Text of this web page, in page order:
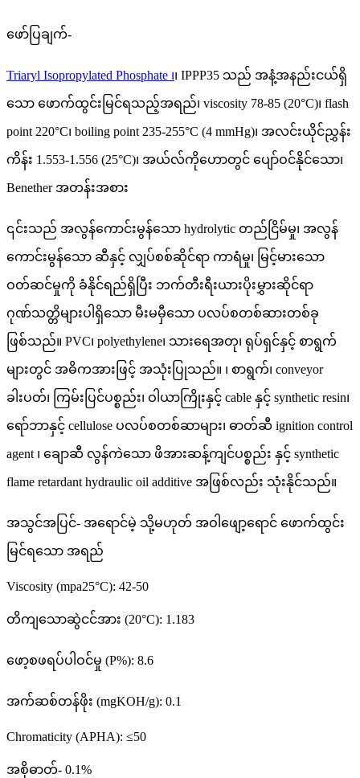
ဖော်ပြချက်-
Triaryl Isopropylated Phosphate ၊၊ IPPP35 သည် အနံ့အနည်းငယ်ရှိ
သော ဖောက်ထွင်းမြင်ရသည့်အရည်၊ viscosity 78-85 (20°C)၊ flash
point 220°C၊ boiling point 235-255°C (4 mmHg)၊ အလင်းယိုင်ညွှန်း
ကိန်း 1.553-1.556 (25°C)၊ အယ်လ်ကိုဟောတွင် ပျော်ဝင်နိုင်သော၊
Benether အတန်းအစား
၎င်းသည် အလွန်ကောင်းမွန်သော hydrolytic တည်ငြိမ်မှု၊ အလွန်
ကောင်းမွန်သော ဆီနှင့် လျှပ်စစ်ဆိုင်ရာ ကာရံမှု၊ မြင့်မားသော
ဝတ်ဆင်မှုကို ခံနိုင်ရည်ရှိပြီး ဘက်တီးရီးယားပိုးမွှားဆိုင်ရာ
ဂုဏ်သတ္တိများပါရှိသော မီးမမှီသော ပလပ်စတစ်ဆားတစ်ခု
ဖြစ်သည်။ PVC၊ polyethylene၊ သားရေအတု၊ ရုပ်ရှင်နှင့် စာရွက်
များတွင် အဓိကအားဖြင့် အသုံးပြုသည်။ ၊ စာရွက်၊ conveyor
ခါးပတ်၊ ကြမ်းပြင်ပစ္စည်း၊ ဝါယာကြိုးနှင့် cable နှင့် synthetic resin၊
ရော်ဘာနှင့် cellulose ပလပ်စတစ်ဆာများ၊ ဓာတ်ဆီ ignition control
agent ၊ ချောဆီ လွန်ကဲသော ဖိအားဆန့်ကျင်ပစ္စည်း နှင့် synthetic
flame retardant hydraulic oil additive အဖြစ်လည်း သုံးနိုင်သည်။
အသွင်အပြင်- အရောင်မဲ့ သို့မဟုတ် အဝါဖျော့ရောင် ဖောက်ထွင်း
မြင်ရသော အရည်
Viscosity (mpa25°C): 42-50
တိကျသောဆွဲငင်အား (20°C): 1.183
ဖော့စဖရပ်ပါဝင်မှု (P%): 8.6
အက်ဆစ်တန်ဖိုး (mgKOH/g): 0.1
Chromaticity (APHA): ≤50
အစိုဓာတ်- 0.1%